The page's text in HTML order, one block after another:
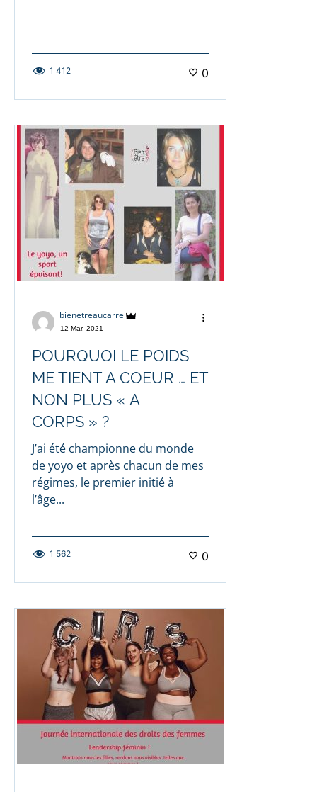
1 412 0
bienetreaucarre
12 Mar. 2021
POURQUOI LE POIDS
ME TIENT A COEUR … ET
NON PLUS « A
CORPS » ?
J’ai été championne du monde
de yoyo et après chacun de mes
régimes, le premier initié à
l’âge...
1 562 0